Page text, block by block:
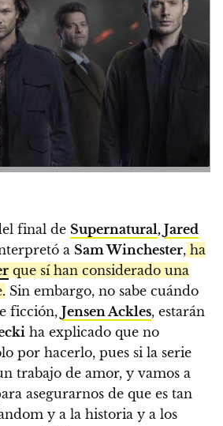
final de Supernatural, Jared
a Sam Winchester, ha
que sí han considerado una
Sin embargo, no sabe cuándo
ficción, Jensen Ackles, estarán
ha explicado que no
por hacerlo, pues si la serie
trabajo de amor, y vamos a
asegurarnos de que es tan
y a la historia y a los